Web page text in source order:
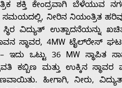
ಶಕ್ತಿ ಕೇಂದ್ರವಾಗಿ ಬೆಳೆಯುವ
ನೀರಿನ ನಿಯಂತ್ರಿತ
ವಿದ್ಯುತ್ ಉತ್ಪಾದನೆಯನ್ನು
ಸ್ಥಾವರ, 4MW ಟೈಲ್‌ರೇಸ್
ಇದು ಒಟ್ಟು 36 MW ಸ್ಥಾಪಿತ
ಕಬ್ಬಿಣ ಮತ್ತು ಉಕ್ಕಿನ
ಹೀಗಾಗಿ, ನೀರು, ವಿದ್ಯುತ್,